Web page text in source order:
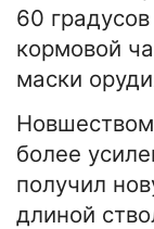
60
кормовой
маски
более
получил
длиной